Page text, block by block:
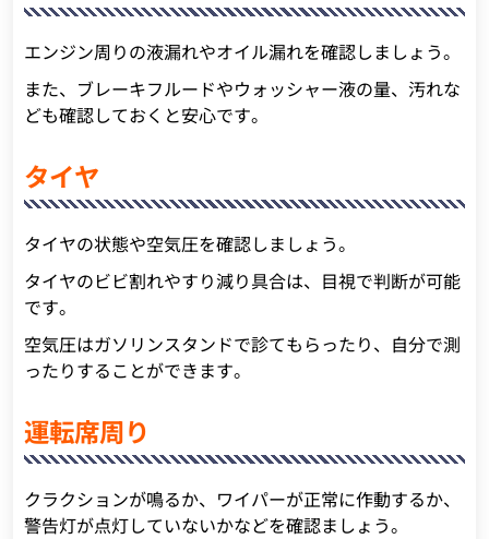
エンジン周りの液漏れやオイル漏れを確認しましょう。
また、ブレーキフルードやウォッシャー液の量、汚れな
ども確認しておくと安心です。
タイヤ
タイヤの状態や空気圧を確認しましょう。
タイヤのビビ割れやすり減り具合は、目視で判断が可能
です。
空気圧はガソリンスタンドで診てもらったり、自分で測
ったりすることができます。
運転席周り
クラクションが鳴るか、ワイパーが正常に作動するか、
警告灯が点灯していないかなどを確認ましょう。